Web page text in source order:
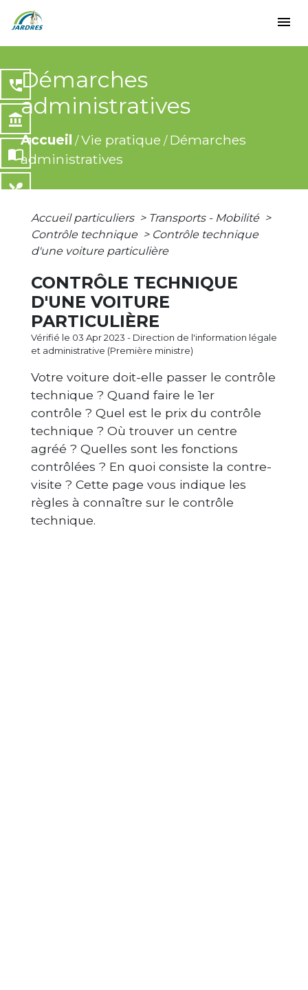
menu
Démarches
administratives
Accueil /Vie pratique / Démarches
administratives
perm_phone_msg
account_balance
import_contacts
local_dining
Accueil particuliers > Transports - Mobilité >
Contrôle technique > Contrôle technique
d'une voiture particulière
CONTRÔLE TECHNIQUE
D'UNE VOITURE
PARTICULIÈRE
Vérifié le 03 Apr 2023 - Direction de l'information légale
et administrative (Première ministre)
Votre voiture doit-elle passer le contrôle
technique ? Quand faire le 1er
contrôle ? Quel est le prix du contrôle
technique ? Où trouver un centre
agréé ? Quelles sont les fonctions
contrôlées ? En quoi consiste la contre-
visite ? Cette page vous indique les
règles à connaître sur le contrôle
technique.